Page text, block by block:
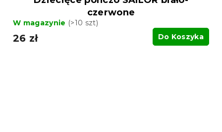
czerwone
W magazynie (>10 szt)
26 zł Do Koszyka